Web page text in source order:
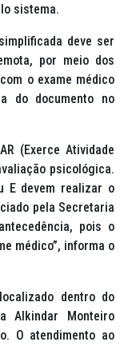
sistema.
deve ser
por meio dos
o exame médico
do documento no
(Exerce Atividade
psicológica.
E devem realizar o
pela Secretaria
pois o
médico”, informa o
dentro do
Alkindar Monteiro
O atendimento ao